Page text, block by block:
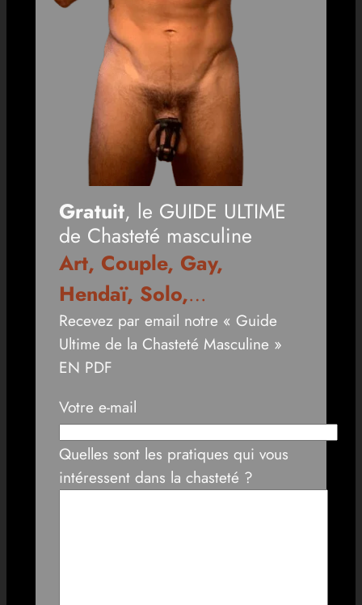
Gratuit, le GUIDE ULTIME
de Chasteté masculine
Art, Couple, Gay,
Hendaï, Solo,…
Recevez par email notre « Guide
Ultime de la Chasteté Masculine »
EN PDF
Votre e-mail
Quelles sont les pratiques qui vous
intéressent dans la chasteté ?